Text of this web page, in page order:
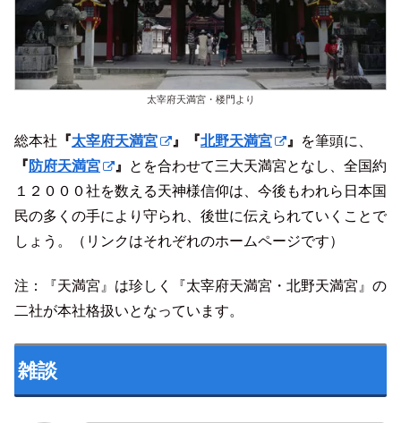
太宰府天満宮・楼門より
総本社 『太宰府天満宮 』『北野天満宮 』
を筆頭に、
『 防府天満宮 』
とを合わせて三大天満宮となし、全国約
１２０００社を数える天神様信仰は、今後もわれら日本国
民の多くの手により守られ、後世に伝えられていくことで
しょう。（リンクはそれぞれのホームページです）
注：『天満宮』は珍しく『太宰府天満宮・北野天満宮』の
二社が本社格扱いとなっています。
雑談